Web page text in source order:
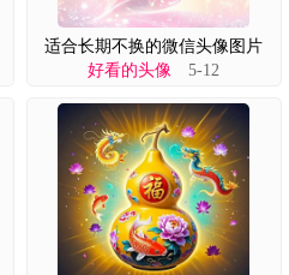
适合长期不换的微信头像图片
好看的头像 5-12